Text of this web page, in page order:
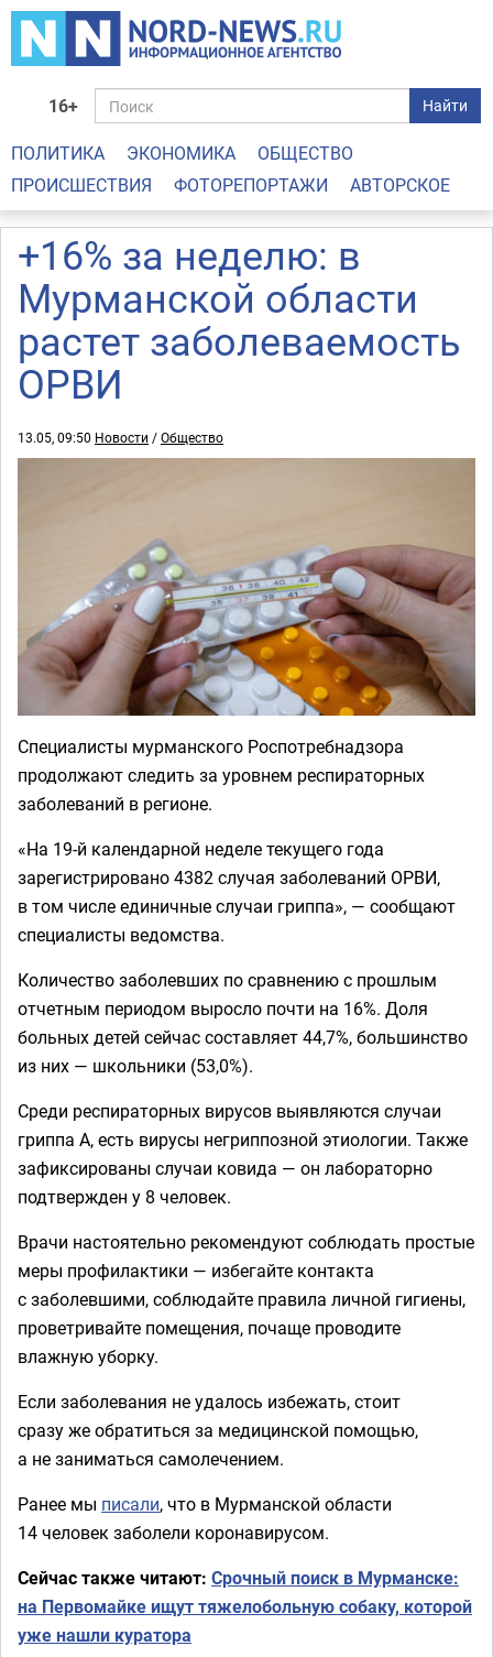
16+ Найти
ПОЛИТИКА ЭКОНОМИКА
ОБЩЕСТВО
ПРОИСШЕСТВИЯ
ФОТОРЕПОРТАЖИ АВТОРСКОЕ
+16% за неделю: в
Мурманской области
растет заболеваемость
ОРВИ
13.05, 09:50 Новости /Общество
Специалисты мурманского Роспотребнадзора
продолжают следить за уровнем респираторных
заболеваний в регионе.
«На 19-й календарной неделе текущего года
зарегистрировано 4382 случая заболеваний ОРВИ,
в том числе единичные случаи гриппа», — сообщают
специалисты ведомства.
Количество заболевших по сравнению с прошлым
отчетным периодом выросло почти на 16%. Доля
больных детей сейчас составляет 44,7%, большинство
из них — школьники (53,0%).
Среди респираторных вирусов выявляются случаи
гриппа А, есть вирусы негриппозной этиологии. Также
зафиксированы случаи ковида — он лабораторно
подтвержден у 8 человек.
Врачи настоятельно рекомендуют соблюдать простые
меры профилактики — избегайте контакта
с заболевшими, соблюдайте правила личной гигиены,
проветривайте помещения, почаще проводите
влажную уборку.
Если заболевания не удалось избежать, стоит
сразу же обратиться за медицинской помощью,
а не заниматься самолечением.
Ранее мы писали, что в Мурманской области
14 человек заболели коронавирусом.
Сейчас также читают: Срочный поиск в Мурманске:
на Первомайке ищут тяжелобольную собаку, которой
уже нашли куратора